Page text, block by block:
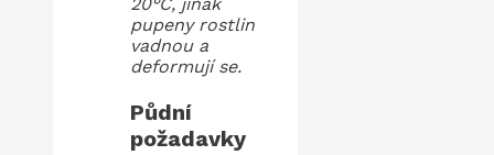
20°C, jinak
pupeny rostlin
vadnou a
deformují se.
Půdní
požadavky